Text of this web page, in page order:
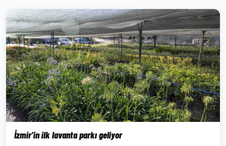
İzmir’in ilk lavanta parkı geliyor